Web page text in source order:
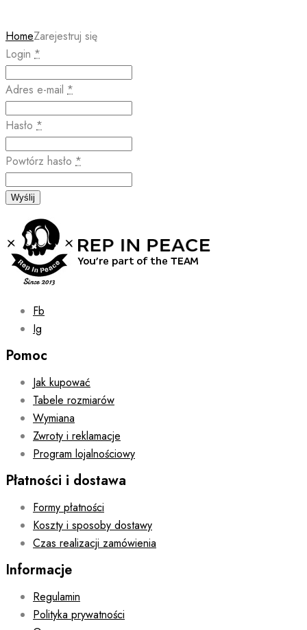
HomeZarejestruj się
Login *
Adres e-mail *
Hasło *
Powtórz hasło *
Wyślij
Fb
Ig
Pomoc
Jak kupować
Tabele rozmiarów
Wymiana
Zwroty i reklamacje
Program lojalnościowy
Płatności i dostawa
Formy płatności
Koszty i sposoby dostawy
Czas realizacji zamówienia
Informacje
Regulamin
Polityka prywatności